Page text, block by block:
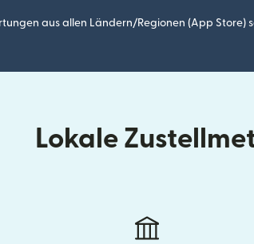
aus allen Ländern/Regionen (App Store)
Lokale